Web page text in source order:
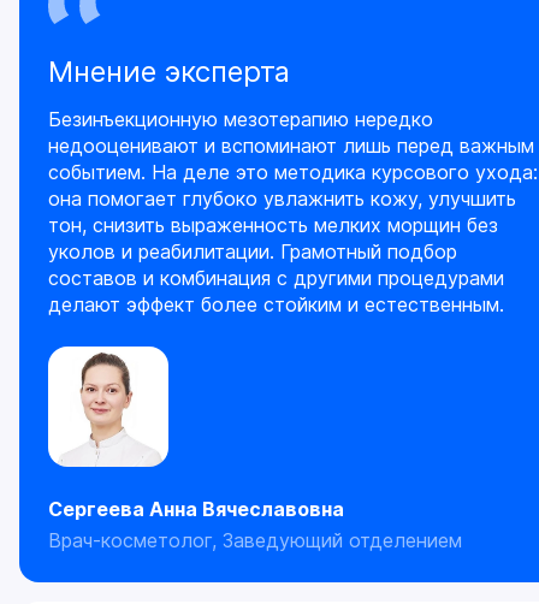
Мнение эксперта
Безинъекционную мезотерапию нередко
недооценивают и вспоминают лишь перед важным
событием. На деле это методика курсового ухода:
она помогает глубоко увлажнить кожу, улучшить
тон, снизить выраженность мелких морщин без
уколов и реабилитации. Грамотный подбор
составов и комбинация с другими процедурами
делают эффект более стойким и естественным.
Сергеева Анна Вячеславовна
Врач-косметолог, Заведующий отделением